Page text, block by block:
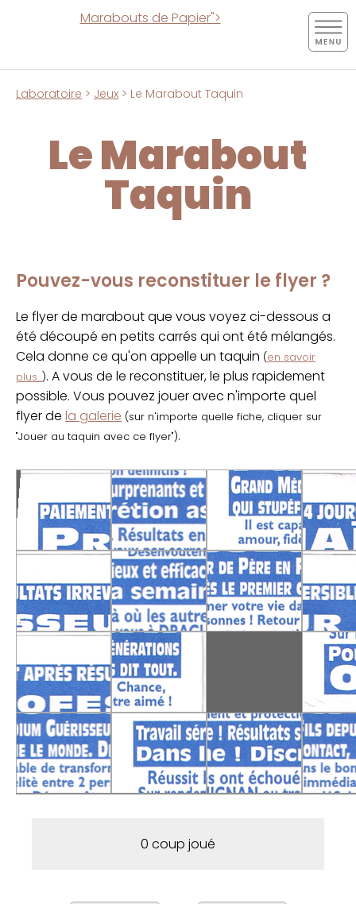
Marabouts de Papier">
Laboratoire > Jeux > Le Marabout Taquin
Le Marabout
Taquin
Pouvez-vous reconstituer le flyer ?
Le flyer de marabout que vous voyez ci-dessous a
été découpé en petits carrés qui ont été mélangés.
Cela donne ce qu'on appelle un taquin (en savoir
plus...). A vous de le reconstituer, le plus rapidement
possible. Vous pouvez jouer avec n'importe quel
flyer de la galerie (sur n'importe quelle fiche, cliquer sur
"Jouer au taquin avec ce flyer").
0 coup joué